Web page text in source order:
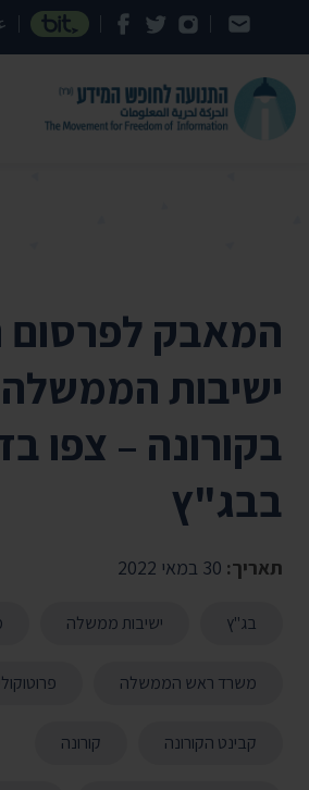
דילוג לתוכן העמוד
המאבק לפרסום
ישיבות הממשלה
בקורונה – צפו
בבג"ץ
תאריך:
בג"ץ ישיבות ממשלה
משרד ראש הממשלה
קבינט הקורונה קורונה